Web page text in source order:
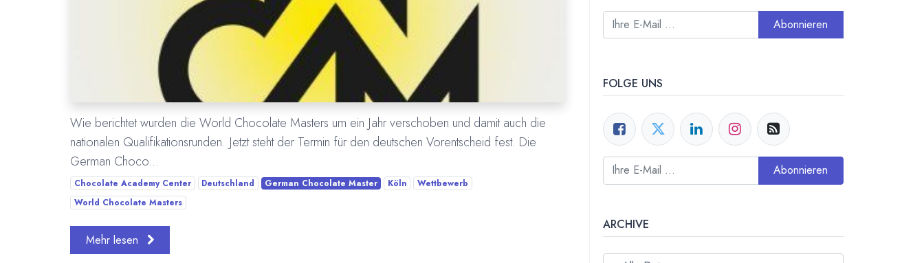
Wie berichtet wurden die World Chocolate Masters um ein Jahr verschoben und damit auch die
nationalen Qualifikationsrunden. Jetzt steht der Termin für den deutschen Vorentscheid fest. Die
German Choco...
Chocolate Academy Center Deutschland German Chocolate Master Köln
Wettbewerb
World Chocolate Masters
Mehr lesen
Abonnieren
FOLGE UNS
Abonnieren
ARCHIVE